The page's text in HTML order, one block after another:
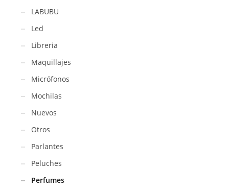
LABUBU
Led
Libreria
Maquillajes
Micrófonos
Mochilas
Nuevos
Otros
Parlantes
Peluches
Perfumes